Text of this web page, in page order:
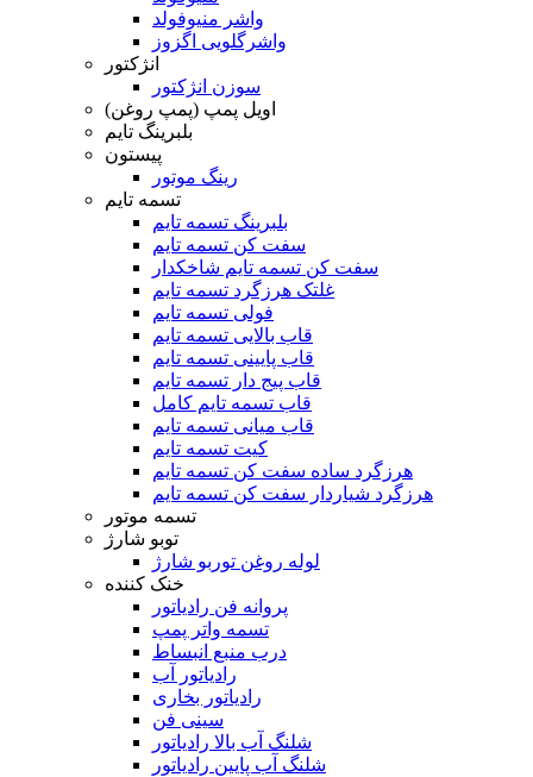
واشر منیوفولد
واشرگلویی اگزوز
انژکتور
سوزن انژکتور
اویل پمپ (پمپ روغن)
بلبرینگ تایم
پیستون
رینگ موتور
تسمه تایم
بلبرینگ تسمه تایم
سفت کن تسمه تایم
سفت کن تسمه تایم شاخکدار
غلتک هرزگرد تسمه تایم
فولی تسمه تایم
قاب بالایی تسمه تایم
قاب پایینی تسمه تایم
قاب پیج دار تسمه تایم
قاب تسمه تایم کامل
قاب میانی تسمه تایم
کیت تسمه تایم
هرزگرد ساده سفت کن تسمه تایم
هرزگرد شیاردار سفت کن تسمه تایم
تسمه موتور
توبو شارژ
لوله روغن توربو شارژ
خنک کننده
پروانه فن رادیاتور
تسمه واتر پمپ
درب منبع انبساط
رادیاتور آب
رادیاتور بخاری
سینی فن
شلنگ آب بالا رادیاتور
شلنگ آب پایین رادیاتور